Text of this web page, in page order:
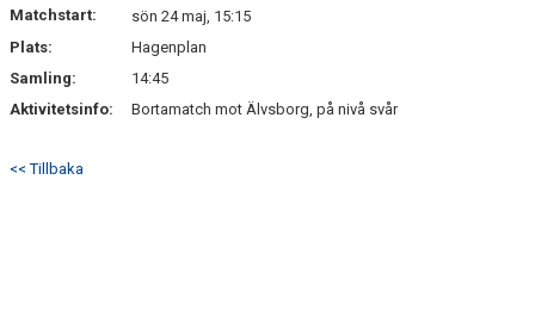
Matchstart:
sön 24 maj, 15:15
Plats:
Hagenplan
Samling:
14:45
Aktivitetsinfo:
Bortamatch mot Älvsborg, på nivå svår
<< Tillbaka